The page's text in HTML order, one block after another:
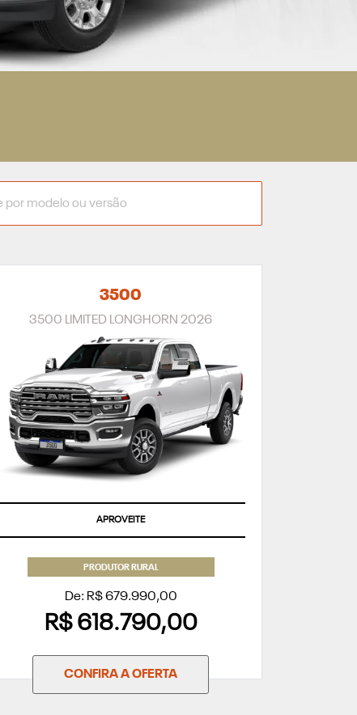
3500
3500 LIMITED LONGHORN 2026
APROVEITE
PRODUTOR RURAL
De: R$ 679.990,00
R$ 618.790,00
CONFIRA A OFERTA